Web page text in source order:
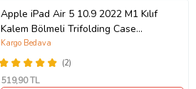
Apple iPad Air 5 10.9 2022 M1 Kılıf
Kalem Bölmeli Trifolding Case
A2588 A2589 A2
(2)
Kargo Bedava
519,90 TL